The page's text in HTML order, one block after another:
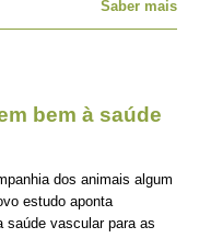
Saber mais
bem à saúde
dos animais algum
estudo aponta
saúde vascular para as